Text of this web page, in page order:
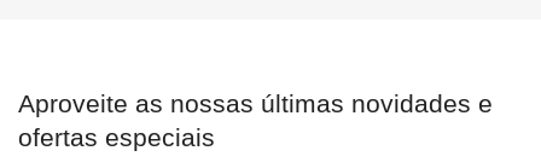
Aproveite as nossas últimas novidades e
ofertas especiais